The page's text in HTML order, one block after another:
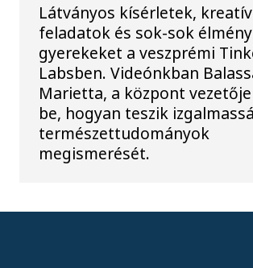
Látványos kísérletek, kreatív
feladatok és sok-sok
gyerekeket a veszprémi
Labsben. Videónkban
Marietta, a központ
be, hogyan teszik
természettudományok
megismerését.